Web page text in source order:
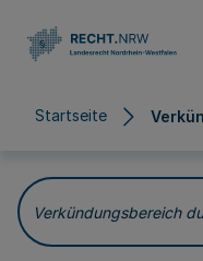
Startseite
Verkündungsbereich